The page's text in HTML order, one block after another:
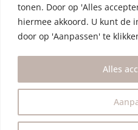
tonen. Door op 'Alles
hiermee akkoord. U kunt de
door op 'Aanpassen' te
Alles